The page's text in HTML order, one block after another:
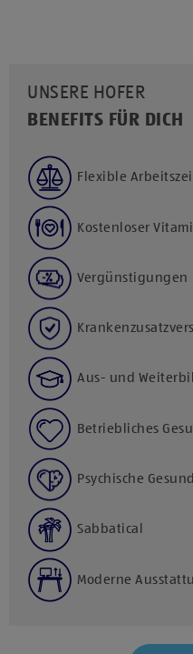
UNSERE HOFER
BENEFITS FÜR DICH
Flexible
Kostenloser
Vergünstigungen
Aus- und
Betriebliches
Psychische
Sabbatical
Moderne